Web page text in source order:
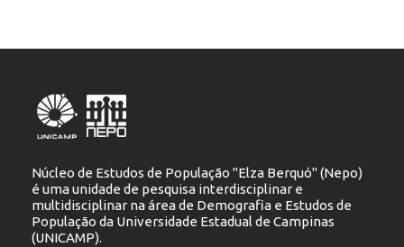
Núcleo de Estudos de População "Elza Berquó" (Nepo)
é uma unidade de pesquisa interdisciplinar e
multidisciplinar na área de Demografia e Estudos de
População da Universidade Estadual de Campinas
(UNICAMP).